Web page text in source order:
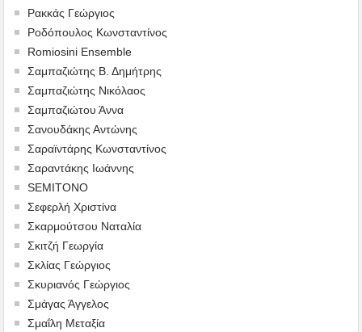
Ρακκάς Γεώργιος
Ροδόπουλος Κωνσταντίνος
Romiosini Ensemble
Σαμπαζιώτης Β. Δημήτρης
Σαμπαζιώτης Νικόλαος
Σαμπαζιώτου Άννα
Σανουδάκης Αντώνης
Σαραϊντάρης Κωνσταντίνος
Σαραντάκης Ιωάννης
SEMITONO
Σεφερλή Χριστίνα
Σκαρμούτσου Ναταλία
Σκιτζή Γεωργία
Σκλίας Γεώργιος
Σκυριανός Γεώργιος
Σμάγας Άγγελος
Σμαΐλη Μεταξία